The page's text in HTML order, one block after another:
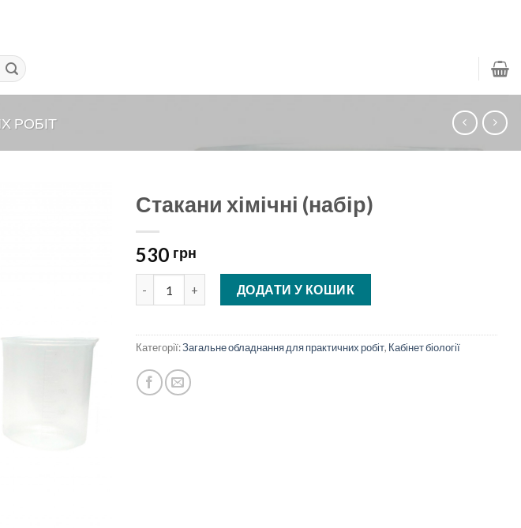
РОБІТ
Стакани хімічні (набір)
530 грн
Стакани хімічні (набір) кількість
ДОДАТИ У КОШИК
Категорії:Загальне обладнання для практичних робіт, Кабінет біології